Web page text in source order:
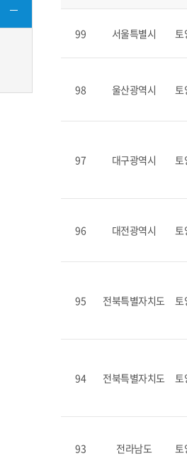
99 서울특별시 토
98 울산광역시 토
97 대구광역시 토
96 대전광역시 토
95 전북특별자치도 토
94 전북특별자치도 토
93 전라남도 토